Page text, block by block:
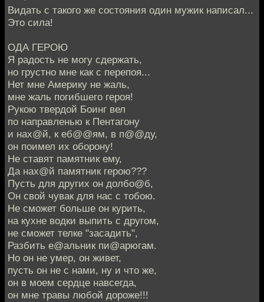
Видать с такого же состояния один мужик написал...
Это сила!
ОДА ГЕРOЮ
Я радость не могу сдержать,
но грустно мне как с перепоя...
Нет мне Америку не жаль,
мне жаль погибшего героя!
Рукою твердой Боинг вел
по направленью к Пентагону
и нах@й, к еб@@ям, в п@@ду,
он поимел их оборону!
Не ставят памятник ему,
Да нах@й памятник герою???
Пусть для других он долбо@б,
Он свой чувак для нас с тобою.
Не сможет больше он курить,
на кухне водки выпить с другом,
не сможет телке "засадить",
Разбить е@альник пи@арюгам.
Но он не умер, он живет,
пусть он не с нами, ну и что же,
он в моем сердце навсегда,
он мне травы любой дороже!!!